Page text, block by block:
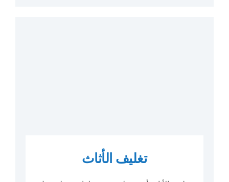
تغليف الأثاث